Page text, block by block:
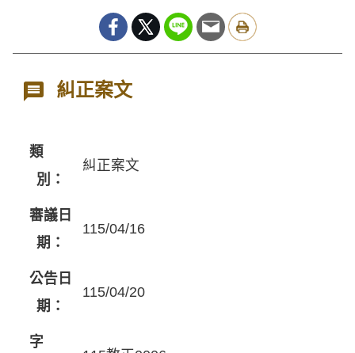
糾正案文
類
別：
糾正案文
審議日
期：
115/04/16
公告日
期：
115/04/20
字